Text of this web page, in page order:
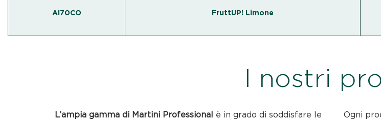
AI70CO FruttUP! Limone
I nostri
L’ampia gamma di Martini Professional è in grado di soddisfare le
Ogni